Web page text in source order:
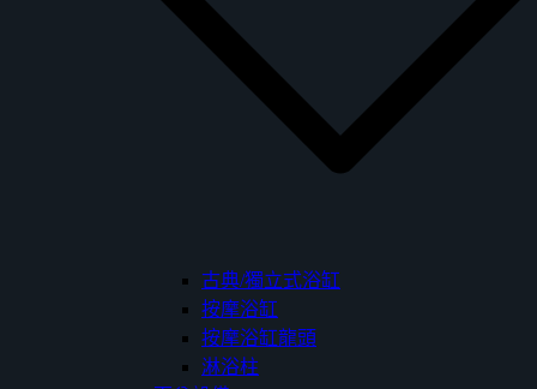
古典/獨立式浴缸
按摩浴缸
按摩浴缸龍頭
淋浴柱